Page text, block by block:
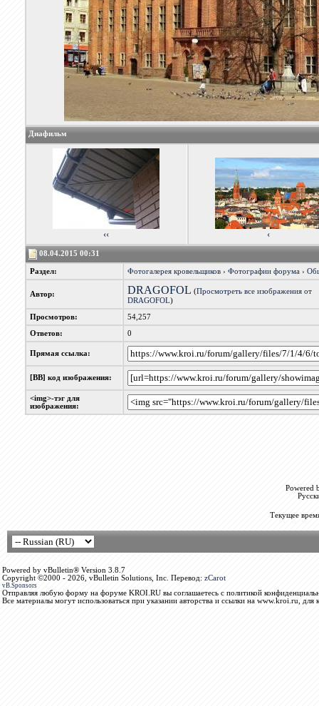
Диафильм
‹‹ ‹
08.04.2015 00:31
Раздел: Фотогалерея кровельщиков› Фотографии форума›
Автор: DRAGOFOL (Просмотреть все изображения от
DRAGOFOL)
Просмотров: 54,257
Ответов: 0
Прямая ссылка:
[BB] код изображения:
<img>-тэг для
изображения:
Powered
Текущее
Powered by vBulletin® Version 3.8.7
Copyright ©2000 - 2026, vBulletin Solutions, Inc. Перевод: zCarot
vB.Sponsors
Отправляя любую форму на форуме KROI.RU вы соглашаетесь с политикой
Все материалы могут использоваться при указании авторства и ссылки на www.kroi.ru, для